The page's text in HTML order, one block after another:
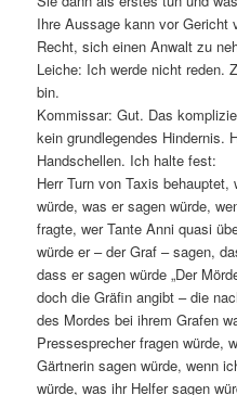
Ihre Aussage kann vor Gericht
Recht, sich einen Anwalt zu
Leiche: Ich werde nicht reden.
bin.
Kommissar: Gut. Das
kein grundlegendes Hindernis.
Handschellen. Ich halte fest:
Herr Turn von Taxis
würde, was er sagen würde,
fragte, wer Tante Anni quasi
würde er – der Graf – sagen,
dass er sagen würde „Der
doch die Gräfin angibt – die
des Mordes bei ihrem Grafen
Pressesprecher fragen würde,
Gärtnerin sagen würde, wenn
würde, was ihr Helfer sagen